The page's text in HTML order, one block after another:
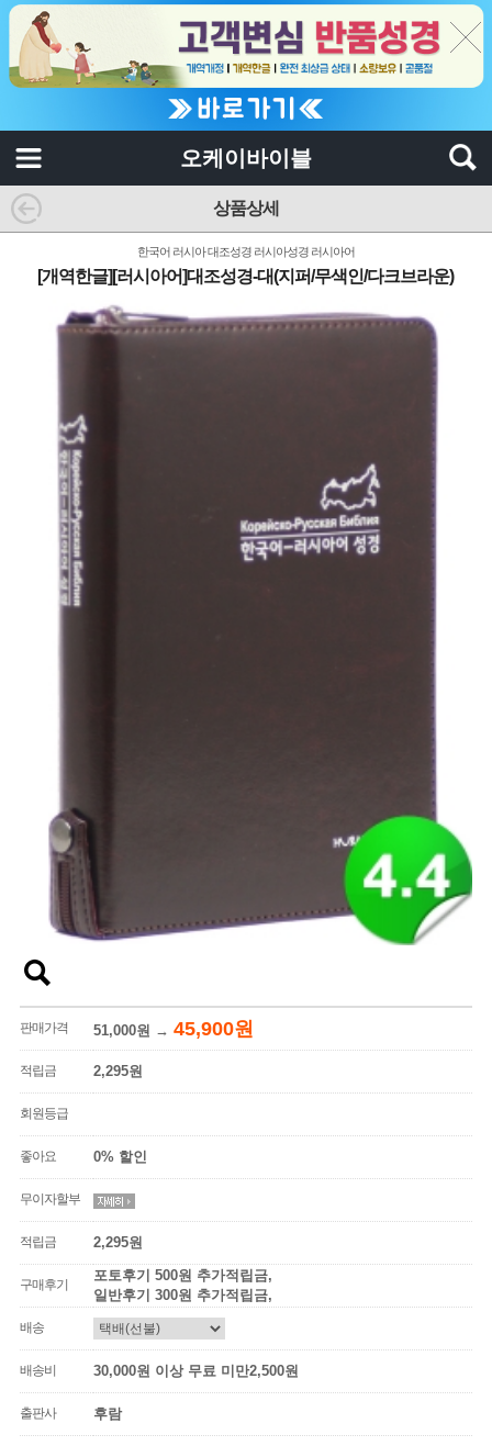
오케이바이블
상품상세
한국어 러시아 대조성경 러시아성경 러시아어
[개역한글][러시아어]대조성경-대(지퍼/무색인/다크브라운)
판매가격 51,000원 → 45,900원
적립금 2,295원
회원등급
좋아요 0% 할인
무이자할부
적립금 2,295원
구매후기
포토후기 500원 추가적립금,
일반후기 300원 추가적립금,
배송
배송비 30,000원 이상 무료 미만2,500원
출판사 후람